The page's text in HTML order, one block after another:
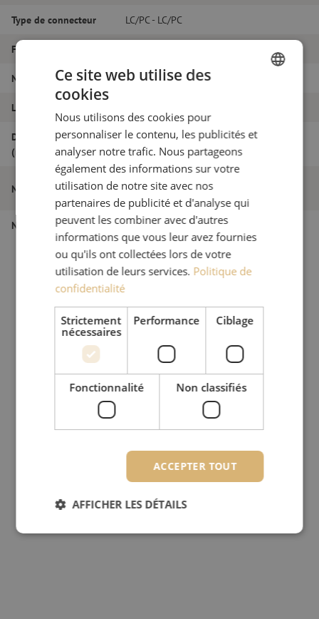
Type de connecteur LC/PC - LC/PC
Fibretype
Nombre de fibres Simplex
Longueur
Diamètre extérieur
(mm)
Nom de l'article
Jarretière optique simplex OM3, LC/PC-
LC/PC, 1.8mm, 15m
Numéro d'article M20000749
Ce site web utilise des
cookies
Nous utilisons des cookies pour
personnaliser le contenu, les publicités et
analyser notre trafic. Nous partageons
également des informations sur votre
utilisation de notre site avec nos
partenaires de publicité et d'analyse qui
peuvent les combiner avec d'autres
informations que vous leur avez fournies
ou qu'ils ont collectées lors de votre
utilisation de leurs services. Politique de
confidentialité
Strictement
nécessaires
Performance Ciblage
Fonctionnalité Non classifiés
ACCEPTER TOUT
AFFICHER LES DÉTAILS